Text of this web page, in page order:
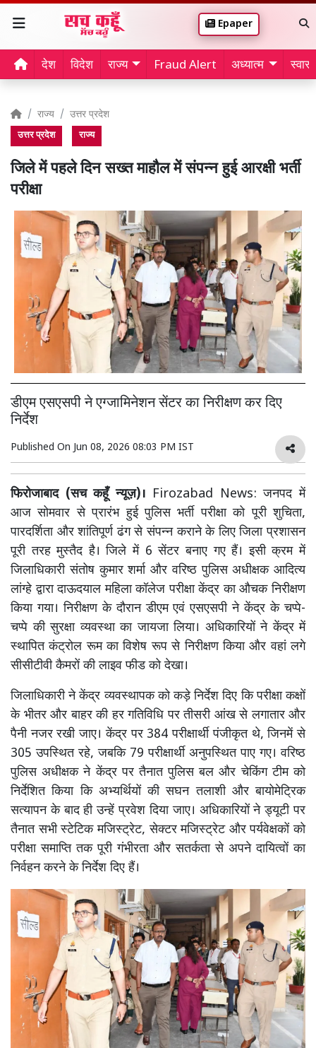
Epaper
देश विदेश राज्य Fraud Alert अध्यात्म
राज्य उत्तर प्रदेश
उत्तर प्रदेश राज्य
जिले में पहले दिन सख्त माहौल में संपन्न हुई आरक्षी भर्ती
परीक्षा
डीएम एसएसपी ने एग्जामिनेशन सेंटर का निरीक्षण कर दिए
निर्देश
Published On Jun 08, 2026 08:03 PM IST
फिरोजाबाद (सच कहूँ न्यूज़)। Firozabad News: जनपद में
आज सोमवार से प्रारंभ हुई पुलिस भर्ती परीक्षा को पूरी शुचिता,
पारदर्शिता और शांतिपूर्ण ढंग से संपन्न कराने के लिए जिला प्रशासन
पूरी तरह मुस्तैद है। जिले में 6 सेंटर बनाए गए हैं। इसी क्रम में
जिलाधिकारी संतोष कुमार शर्मा और वरिष्ठ पुलिस अधीक्षक आदित्य
लांग्हे द्वारा दाऊदयाल महिला कॉलेज परीक्षा केंद्र का औचक निरीक्षण
किया गया। निरीक्षण के दौरान डीएम एवं एसएसपी ने केंद्र के चप्पे-
चप्पे की सुरक्षा व्यवस्था का जायजा लिया। अधिकारियों ने केंद्र में
स्थापित कंट्रोल रूम का विशेष रूप से निरीक्षण किया और वहां लगे
सीसीटीवी कैमरों की लाइव फीड को देखा।
जिलाधिकारी ने केंद्र व्यवस्थापक को कड़े निर्देश दिए कि परीक्षा कक्षों
के भीतर और बाहर की हर गतिविधि पर तीसरी आंख से लगातार और
पैनी नजर रखी जाए। केंद्र पर 384 परीक्षार्थी पंजीकृत थे, जिनमें से
305 उपस्थित रहे, जबकि 79 परीक्षार्थी अनुपस्थित पाए गए। वरिष्ठ
पुलिस अधीक्षक ने केंद्र पर तैनात पुलिस बल और चेकिंग टीम को
निर्देशित किया कि अभ्यर्थियों की सघन तलाशी और बायोमेट्रिक
सत्यापन के बाद ही उन्हें प्रवेश दिया जाए। अधिकारियों ने ड्यूटी पर
तैनात सभी स्टेटिक मजिस्ट्रेट, सेक्टर मजिस्ट्रेट और पर्यवेक्षकों को
परीक्षा समाप्ति तक पूरी गंभीरता और सतर्कता से अपने दायित्वों का
निर्वहन करने के निर्देश दिए हैं।